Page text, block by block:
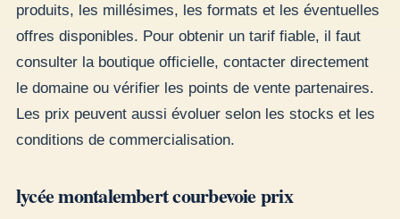
produits, les millésimes, les formats et les éventuelles
offres disponibles. Pour obtenir un tarif fiable, il faut
consulter la boutique officielle, contacter directement
le domaine ou vérifier les points de vente partenaires.
Les prix peuvent aussi évoluer selon les stocks et les
conditions de commercialisation.
lycée montalembert courbevoie prix